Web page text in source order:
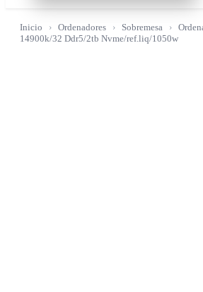
Inicio Ordenadores Sobremesa
14900k/32 Ddr5/2tb Nvme/ref.liq/1050w